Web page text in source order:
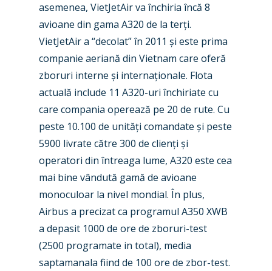
asemenea, VietJetAir va închiria încă 8
avioane din gama A320 de la terți.
VietJetAir a “decolat” în 2011 și este prima
companie aeriană din Vietnam care oferă
zboruri interne și internaționale. Flota
actuală include 11 A320-uri închiriate cu
care compania operează pe 20 de rute. Cu
peste 10.100 de unități comandate și peste
5900 livrate către 300 de clienți și
operatori din întreaga lume, A320 este cea
mai bine vândută gamă de avioane
monoculoar la nivel mondial. În plus,
Airbus a precizat ca programul A350 XWB
a depasit 1000 de ore de zboruri-test
(2500 programate in total), media
saptamanala fiind de 100 ore de zbor-test.